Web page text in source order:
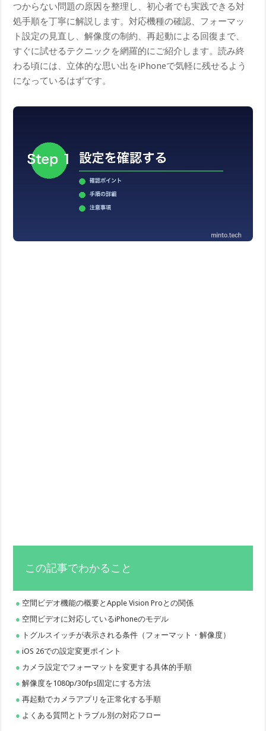
つからない問題の原因を整理し、初心者でも実践できる対
処手順を丁寧に解説します。対応機種の確認、フォーマッ
ト設定の見直し、解像度の制約、再起動による回復まで、
すぐに試せるテクニックを網羅的にご紹介します。読み終
わる頃には、立体的な思い出をiPhoneで気軽に残せるよう
になっているはずです。
この記事でわかること
空間ビデオ機能の概要とApple Vision Proとの関係
空間ビデオに対応しているiPhoneのモデル
トグルスイッチが表示される条件（フォーマット・解像度）
iOS 26での設定変更ポイント
カメラ設定でフォーマットを変更する具体的手順
解像度を1080p/30fps固定にする方法
再起動でカメラアプリを正常化する手順
よくある質問とトラブル別の対応フロー